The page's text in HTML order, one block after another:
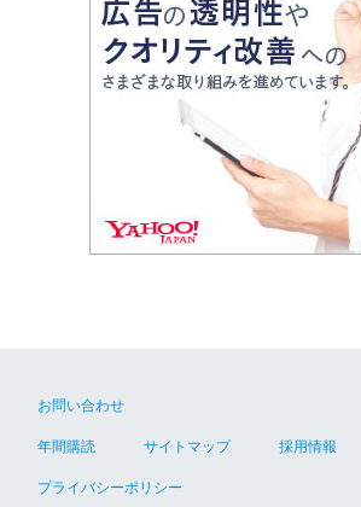
お問い合わせ
年間購読 サイトマップ 採用情報
プライバシーポリシー